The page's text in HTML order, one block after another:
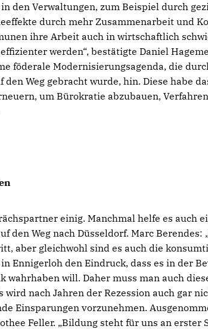
den Verwaltungen, zum Beispiel durch
durch mehr Zusammenarbeit und
ihre Arbeit auch in wirtschaftlich
werden“, bestätigte Daniel
föderale Modernisierungsagenda, die
Weg gebracht wurde, hin. Diese habe
um Bürokratie abzubauen,
einig. Manchmal helfe es auch
den Weg nach Düsseldorf. Marc Berendes:
aber gleichwohl sind es auch die
Ennigerloh den Eindruck, dass es in der
will. Daher muss man auch
nach Jahren der Rezession auch gar
Einsparungen vorzunehmen.
Feller. „Bildung steht für uns an erster